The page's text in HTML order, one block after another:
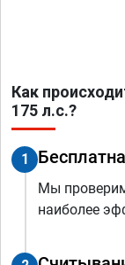
Как
175 л.с.?
1
Мы
наиболее